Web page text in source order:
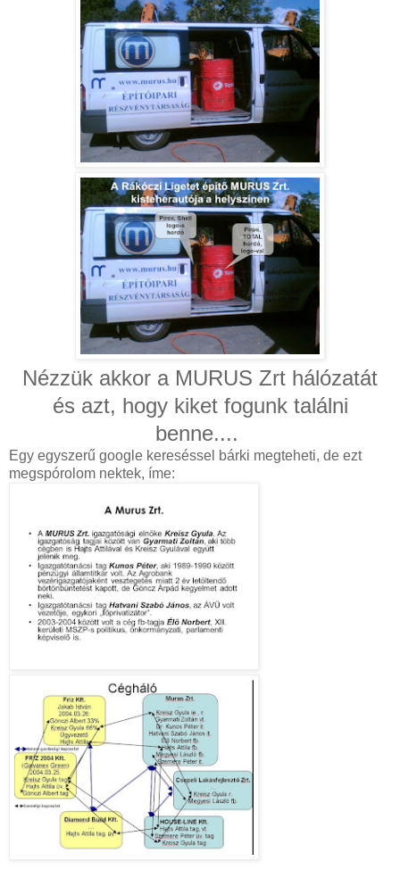
Nézzük akkor a MURUS Zrt hálózatát
és azt, hogy kiket fogunk találni
benne....
Egy egyszerű google kereséssel bárki megteheti, de ezt
megspórolom nektek, íme: